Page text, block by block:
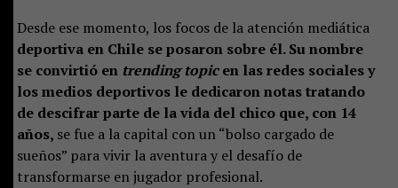
Desde ese momento, los focos de la atención mediática
deportiva en Chile se posaron sobre él. Su nombre
se convirtió en trending topicen las redes sociales y
los medios deportivos le dedicaron notas tratando
de descifrar parte de la vida del chico que, con 14
años, se fue a la capital con un “bolso cargado de
sueños” para vivir la aventura y el desafío de
transformarse en jugador profesional.